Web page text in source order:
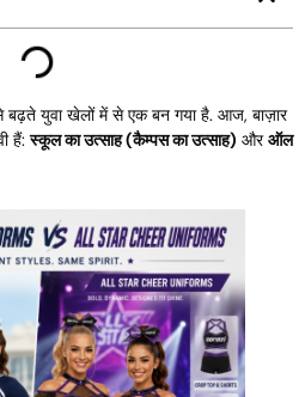
बढ़ते युवा खेलों में से एक बन गया है. आज, बाज़ार
हैं:स्कूल का उत्साह (कैम्पस का उत्साह) औरऑल